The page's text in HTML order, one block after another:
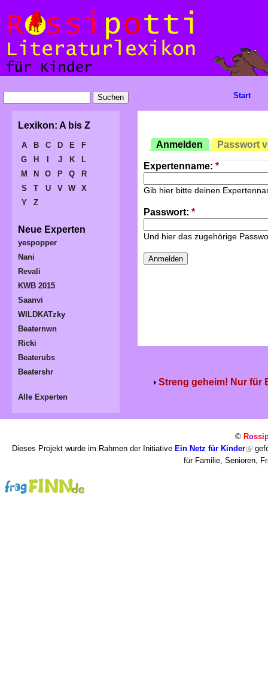
Anmelden Passwort
Expertenname: *
Gib hier bitte deinen
Passwort: *
Und hier das zugehörige
Streng geheim! Nur für
Start
Lexikon: A bis Z
A B C D E
F
G
H J K
L
M
N O P Q
R
S
T U V W
X
Y
Z
Neue Experten
yespopper
Nani
Revali
KWB 2015
Saanvi
WILDKATzky
Beaternwn
Ricki
Beaterubs
Beatershr
Alle Experten
© Rossi
Dieses Projekt wurde im Rahmen der Initiative Ein Netz für Kinder
für Familie, Senioren,